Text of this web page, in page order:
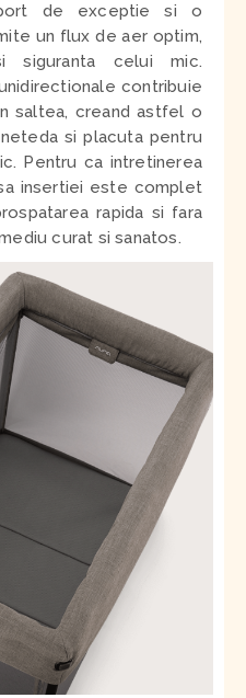
de exceptie si o
un flux de aer optim,
siguranta celui mic.
contribuie
saltea, creand astfel o
si placuta pentru
Pentru ca intretinerea
insertiei este complet
rapida si fara
curat si sanatos.